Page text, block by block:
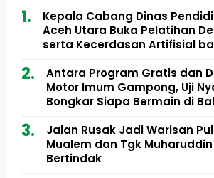
Kepala Cabang Dinas
Aceh Utara Buka Pelatihan
serta Kecerdasan Artifisial
Antara Program Gratis dan
Motor Imum Gampong, Uji
Bongkar Siapa Bermain di
Jalan Rusak Jadi Warisan
Mualem dan Tgk
Bertindak